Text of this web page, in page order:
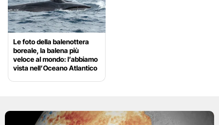
Le foto della balenottera
boreale, la balena più
veloce al mondo: l’abbiamo
vista nell’Oceano Atlantico